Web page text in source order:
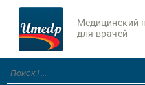
Медицинский
для врачей